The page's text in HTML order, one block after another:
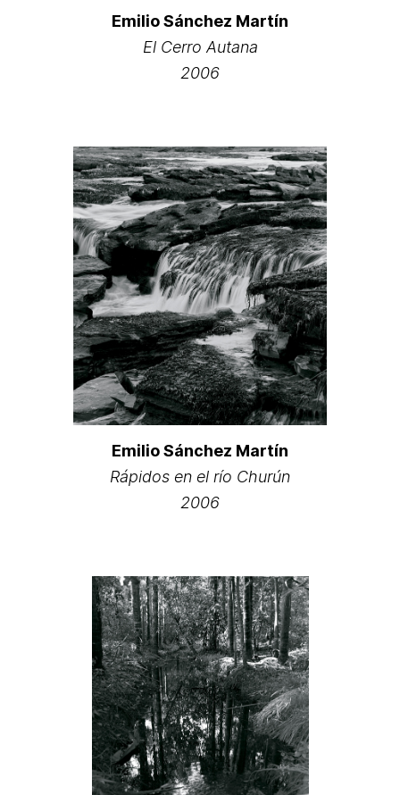
Emilio Sánchez Martín
El Cerro Autana
2006
Emilio Sánchez Martín
Rápidos en el río Churún
2006